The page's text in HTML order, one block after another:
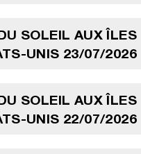
SOLEIL AUX ÎLES
UNIS 23/07/2026
SOLEIL AUX ÎLES
UNIS 22/07/2026